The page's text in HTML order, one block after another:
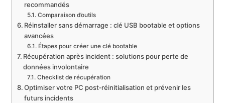
recommandés
Comparaison d’outils
Réinstaller sans démarrage : clé USB bootable et options
avancées
Étapes pour créer une clé bootable
Récupération après incident : solutions pour perte de
données involontaire
Checklist de récupération
Optimiser votre PC post‑réinitialisation et prévenir les
futurs incidents